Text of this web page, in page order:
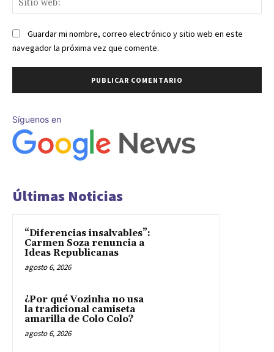
Guardar mi nombre, correo electrónico y sitio web en este
navegador la próxima vez que comente.
Síguenos en
Últimas Noticias
“Diferencias insalvables”:
Carmen Soza renuncia a
Ideas Republicanas
agosto 6, 2026
¿Por qué Vozinha no usa
la tradicional camiseta
amarilla de Colo Colo?
agosto 6, 2026